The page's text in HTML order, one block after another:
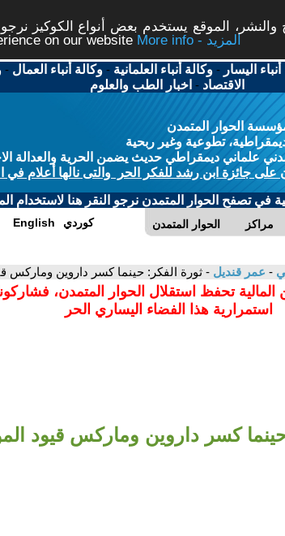
الموقع يستخدم بعض أنواع الكوكيز
on our website
More info - المزيد
اليسار -وكالة أنباء العلمانية -وكالة أنباء العمال -
الاقتصاد - اخبار الطب والعلوم
الحوار المتمدن
تطوعية وغير ربحية
علماني ديمقراطي حديث يضمن الحرية والعدالة
على جائزة ابن رشد للفكر الحر والتى نالها أعلام في
في تصفح الحوار المتمدن نرجو النقر هنا لاستخدام
الحوار المتمدن مراكز English كوردي
- عمر قنديل - ثورة الفكر: حينما كسر داروين وماركس
المالية تحفظ استقلال الحوار المتمدن،
استمرارية هذا الفضاء اليساري الحر
كسر داروين وماركس قيود